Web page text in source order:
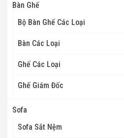
Bàn Ghế
Bộ Bàn Ghế Các Loại
Bàn Các Loại
Ghế Các Loại
Ghế Giám Đốc
Sofa
Sofa Sắt Nệm